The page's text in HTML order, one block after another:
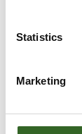
Statistics
Marketing